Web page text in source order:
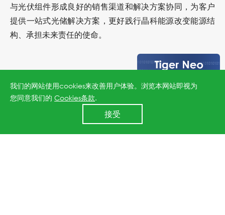
与光伏组件形成良好的销售渠道和解决方案协同，为客户
提供一站式光储解决方案，更好践行晶科能源改变能源结
构、承担未来责任的使命。
关于嘉实多：
嘉实多（Castrol）是世界领先的润滑油品牌之一，拥有令
人自豪的创新传统，为敢为人先的梦想缔造者助力。我们
我们的网站使用cookies来改善用户体验。浏览本网站即视为
您同意我们的 Cookies条款.
接受